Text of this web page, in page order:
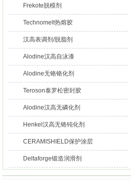
Frekote脱模剂
Technomelt热熔胶
汉高表调剂/脱脂剂
Alodine汉高自泳漆
Alodine无铬铬化剂
Teroson泰罗松密封胶
Alodine汉高无磷化剂
Henkel汉高无铬钝化剂
CERAMISHIELD保护涂层
Deltaforge锻造润滑剂